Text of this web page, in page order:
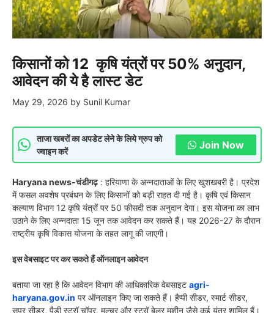
किसानों को 12 कृषि यंत्रों पर 50% अनुदान,
आवेदन की ये है लास्ट डेट
May 29, 2026 by Sunil Kumar
ताजा खबरों का अपडेट लेने के लिये ग्रुप को
ज्वाइन करें
Join Now
Haryana news-चंडीगढ़: हरियाणा के अन्नदाताओं के लिए खुशखबरी है। प्रदेश
में फसल अवशेष प्रबंधन के लिए किसानों को बड़ी राहत दी गई है। कृषि एवं किसान
कल्याण विभाग 12 कृषि यंत्रों पर 50 फीसदी तक अनुदान देगा। इस योजना का लाभ
उठाने के लिए अन्नदाता 15 जून तक आवेदन कर सकते हैं। यह 2026-27 के दौरान
राष्ट्रीय कृषि विकास योजना के तहत लागू की जाएगी।
इस वेबसाइट पर कर सकते हैं ऑनलाइन आवेदन
बताया जा रहा है कि आवेदन विभाग की आधिकारिक वेबसाइट agri-
haryana.gov.in पर ऑनलाइन किए जा सकते हैं। हैप्पी सीडर, स्मार्ट सीडर,
सुपर सीडर, पैडी स्ट्रॉ चॉपर, मल्चर और स्ट्रॉ बेलर मशीन जैसे कई यंत्र शामिल हैं।